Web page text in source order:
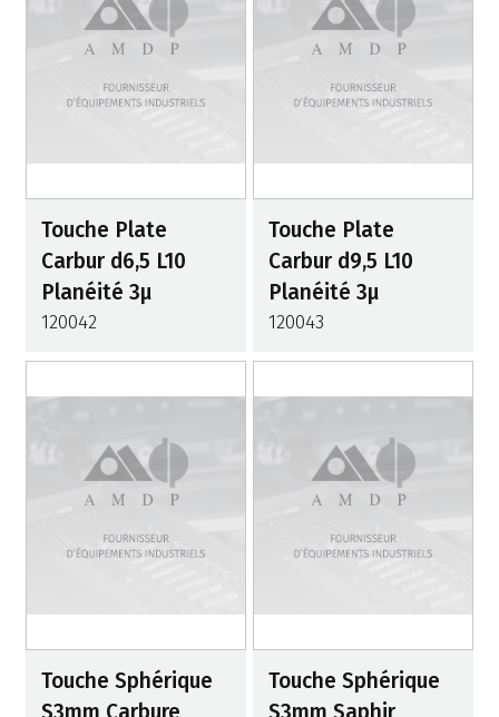
Touche Plate
Carbur d6,5 L10
Planéité 3µ
120042
Touche Plate
Carbur d9,5 L10
Planéité 3µ
120043
Touche Sphérique
Touche Sphérique